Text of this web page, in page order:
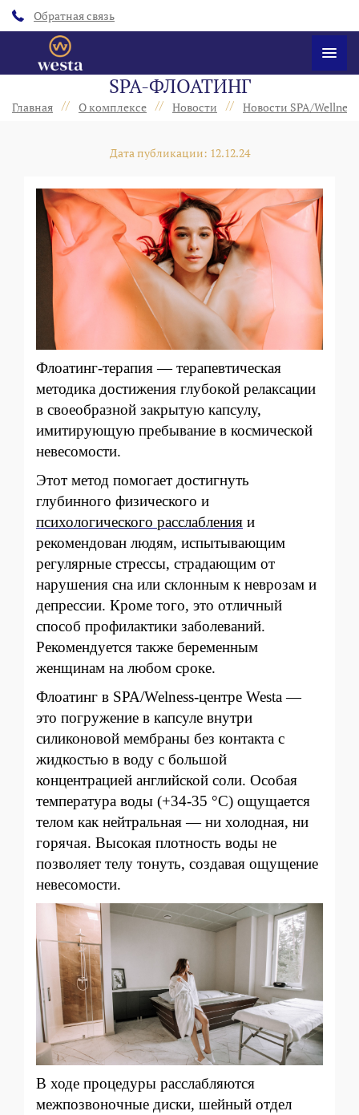
Обратная связь
SPA-ФЛОАТИНГ
Главная // О комплексе // Новости // Новости SPA/
Дата публикации: 12.12.24
Флоатинг-терапия — терапевтическая
методика достижения глубокой релаксации
в своеобразной закрытую капсулу,
имитирующую пребывание в космической
невесомости.
Этот метод помогает достигнуть
глубинного физического и
психологического расслабления и
рекомендован людям, испытывающим
регулярные стрессы, страдающим от
нарушения сна или склонным к неврозам и
депрессии. Кроме того, это отличный
способ профилактики заболеваний.
Рекомендуется также беременным
женщинам на любом сроке.
Флоатинг в SPA/Welness-центре Westa —
это погружение в капсуле внутри
силиконовой мембраны без контакта с
жидкостью в воду с большой
концентрацией английской соли. Особая
температура воды (+34-35 °C) ощущается
телом как нейтральная — ни холодная, ни
горячая. Высокая плотность воды не
позволяет телу тонуть, создавая ощущение
невесомости.
В ходе процедуры расслабляются
межпозвоночные диски, шейный отдел